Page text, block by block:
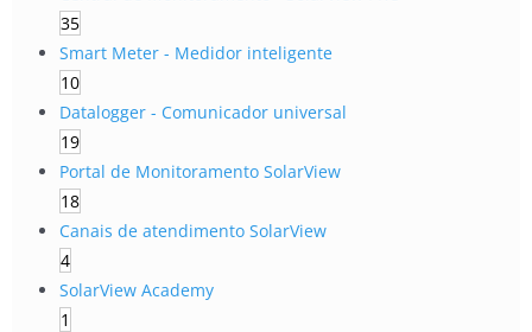
35
Smart Meter - Medidor inteligente
10
Datalogger - Comunicador universal
19
Portal de Monitoramento SolarView
18
Canais de atendimento SolarView
4
SolarView Academy
1